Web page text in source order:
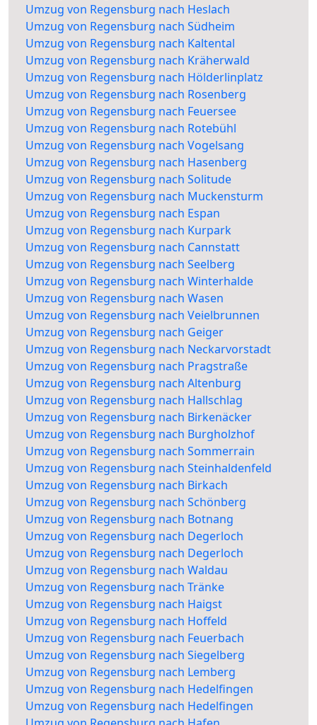
Umzug von Regensburg nach Heslach
Umzug von Regensburg nach Südheim
Umzug von Regensburg nach Kaltental
Umzug von Regensburg nach Kräherwald
Umzug von Regensburg nach Hölderlinplatz
Umzug von Regensburg nach Rosenberg
Umzug von Regensburg nach Feuersee
Umzug von Regensburg nach Rotebühl
Umzug von Regensburg nach Vogelsang
Umzug von Regensburg nach Hasenberg
Umzug von Regensburg nach Solitude
Umzug von Regensburg nach Muckensturm
Umzug von Regensburg nach Espan
Umzug von Regensburg nach Kurpark
Umzug von Regensburg nach Cannstatt
Umzug von Regensburg nach Seelberg
Umzug von Regensburg nach Winterhalde
Umzug von Regensburg nach Wasen
Umzug von Regensburg nach Veielbrunnen
Umzug von Regensburg nach Geiger
Umzug von Regensburg nach Neckarvorstadt
Umzug von Regensburg nach Pragstraße
Umzug von Regensburg nach Altenburg
Umzug von Regensburg nach Hallschlag
Umzug von Regensburg nach Birkenäcker
Umzug von Regensburg nach Burgholzhof
Umzug von Regensburg nach Sommerrain
Umzug von Regensburg nach Steinhaldenfeld
Umzug von Regensburg nach Birkach
Umzug von Regensburg nach Schönberg
Umzug von Regensburg nach Botnang
Umzug von Regensburg nach Degerloch
Umzug von Regensburg nach Degerloch
Umzug von Regensburg nach Waldau
Umzug von Regensburg nach Tränke
Umzug von Regensburg nach Haigst
Umzug von Regensburg nach Hoffeld
Umzug von Regensburg nach Feuerbach
Umzug von Regensburg nach Siegelberg
Umzug von Regensburg nach Lemberg
Umzug von Regensburg nach Hedelfingen
Umzug von Regensburg nach Hedelfingen